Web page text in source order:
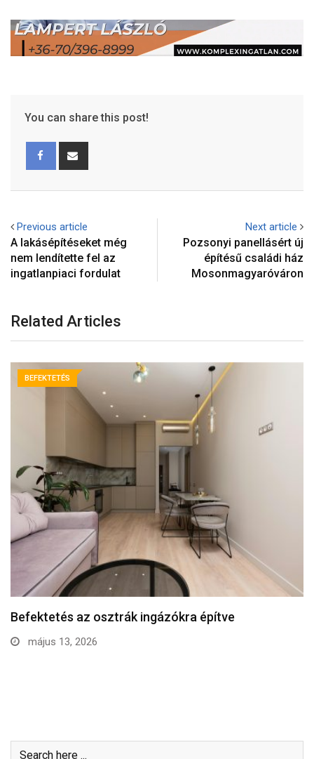
You can share this post!
Previous article
A lakásépítéseket még
nem lendítette fel az
ingatlanpiaci fordulat
Next article
Pozsonyi panellásért új
építésű családi ház
Mosonmagyaróváron
Related Articles
BEFEKTETÉS
Befektetés az osztrák ingázókra építve
május 13, 2026